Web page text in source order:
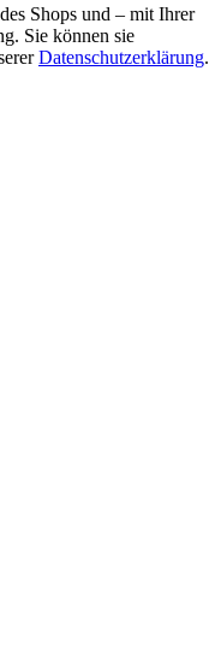
Shops und – mit Ihrer
Sie können sie
Datenschutzerklärung.